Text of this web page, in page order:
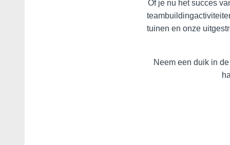
Of je nu het succes
tuinen en onze
Neem een duik in